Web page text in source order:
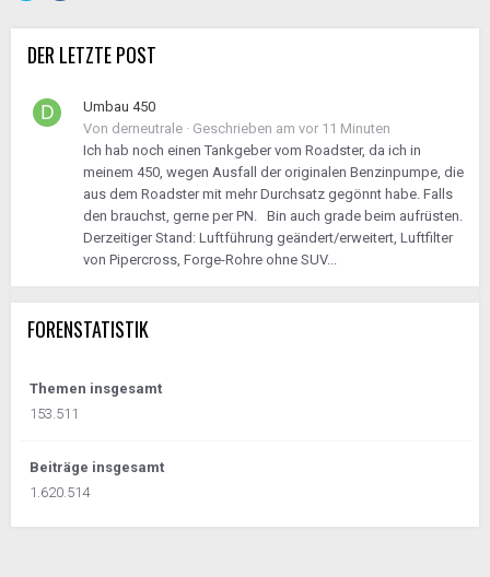
DER LETZTE POST
Umbau 450
Von derneutrale · Geschrieben am vor 11 Minuten
Ich hab noch einen Tankgeber vom Roadster, da ich in
meinem 450, wegen Ausfall der originalen Benzinpumpe, die
aus dem Roadster mit mehr Durchsatz gegönnt habe. Falls
den brauchst, gerne per PN. Bin auch grade beim aufrüsten.
Derzeitiger Stand: Luftführung geändert/erweitert, Luftfilter
von Pipercross, Forge-Rohre ohne SUV...
FORENSTATISTIK
Themen insgesamt
153.511
Beiträge insgesamt
1.620.514